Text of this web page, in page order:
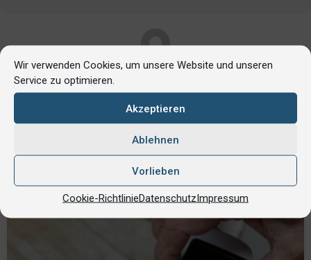
Wir verwenden Cookies, um unsere Website und unseren
Service zu optimieren.
Akzeptieren
Ablehnen
Vorlieben
Cookie-RichtlinieDatenschutzImpressum
Eigene Autorinnen und Autoren